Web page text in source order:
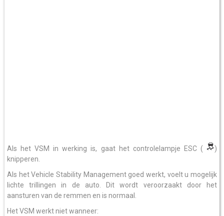
Als het VSM in werking is, gaat het controlelampje ESC (
)
knipperen.
Als het Vehicle Stability Management goed werkt, voelt u mogelijk
lichte trillingen in de auto. Dit wordt veroorzaakt door het
aansturen van de remmen en is normaal.
Het VSM werkt niet wanneer: